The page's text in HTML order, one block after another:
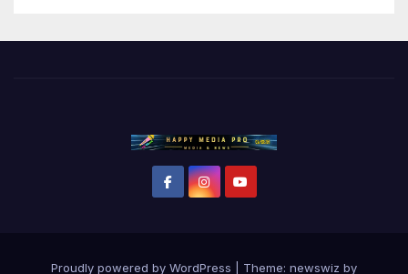
Proudly powered by WordPress Theme: newswiz by